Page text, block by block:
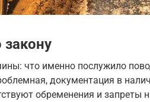
что именно послужило
документация в
обременения и запреты